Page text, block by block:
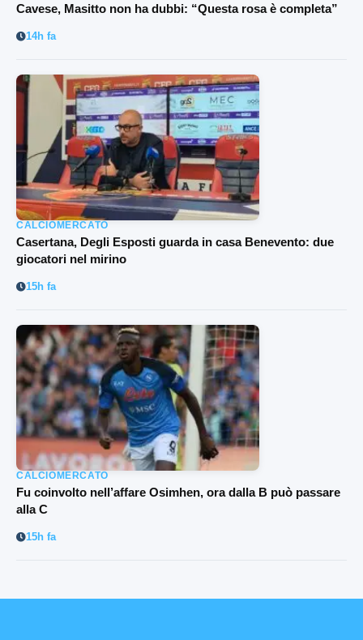
Cavese, Masitto non ha dubbi: “Questa rosa è completa”
14h fa
CALCIOMERCATO
Casertana, Degli Esposti guarda in casa Benevento: due
giocatori nel mirino
15h fa
CALCIOMERCATO
Fu coinvolto nell’affare Osimhen, ora dalla B può passare
alla C
15h fa